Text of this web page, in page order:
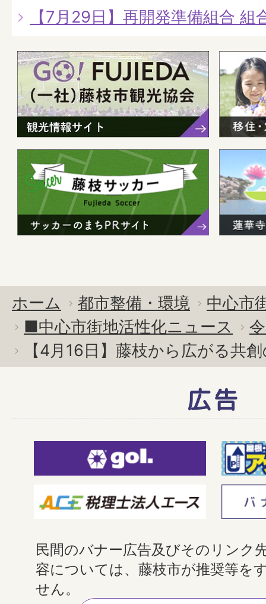
【7月29日】再開発準備組合 組
ホーム 都市整備・環境
中心市
■中心市街地活性化ニュース
【4月16日】藤枝から広がる共
広告
民間のバナー広告及びそのリンク
容については、藤枝市が推奨等を
せん。